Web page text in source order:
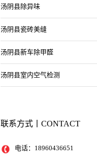
汤阴县除异味
汤阴县瓷砖美缝
汤阴县新车除甲醛
汤阴县室内空气检测
联系方式丨CONTACT
电话： 18960436651